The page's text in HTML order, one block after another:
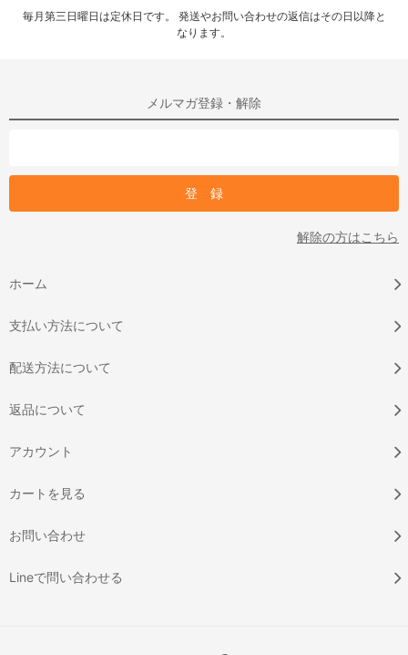
毎月第三日曜日は定休日です。 発送やお問い合わせの返信はその日以降と
なります。
メルマガ登録・解除
解除の方はこちら
ホーム
支払い方法について
配送方法について
返品について
アカウント
カートを見る
お問い合わせ
Lineで問い合わせる